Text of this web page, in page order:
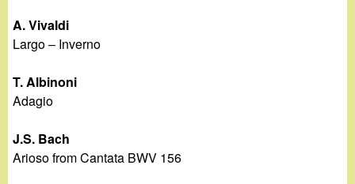
t
A. Vivaldi
Largo – Inverno
T. Albinoni
Adagio
J.S. Bach
Arioso from Cantata BWV 156